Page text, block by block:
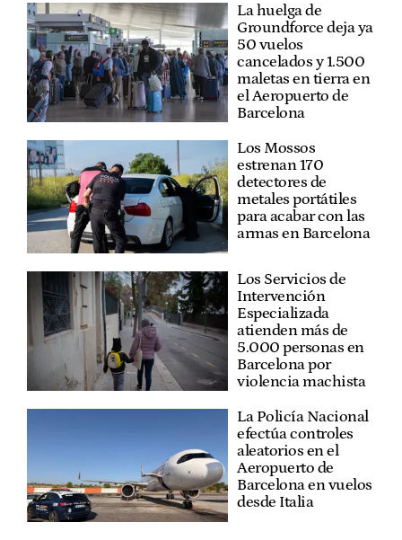
La huelga de
Groundforce deja ya
50 vuelos
cancelados y 1.500
maletas en tierra en
el Aeropuerto de
Barcelona
Los Mossos
estrenan 170
detectores de
metales portátiles
para acabar con las
armas en Barcelona
Los Servicios de
Intervención
Especializada
atienden más de
5.000 personas en
Barcelona por
violencia machista
La Policía Nacional
efectúa controles
aleatorios en el
Aeropuerto de
Barcelona en vuelos
desde Italia